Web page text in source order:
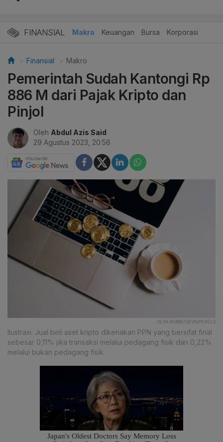
FINANSIAL Makro Keuangan Bursa Korporasi
Finansial Makro
Pemerintah Sudah Kantongi Rp
886 M dari Pajak Kripto dan
Pinjol
Oleh Abdul Azis Said
29 Agustus 2023, 20:56
OLYA KOBRUSEVA/PEXELS
Ilustrasi. Jual beli aset kripto dikenakan PPN yang bersifat final
sebesar 0,11% jika transaksi melalui pedagang fisik dan 0,22%
melalui bukan pedagang fisik.